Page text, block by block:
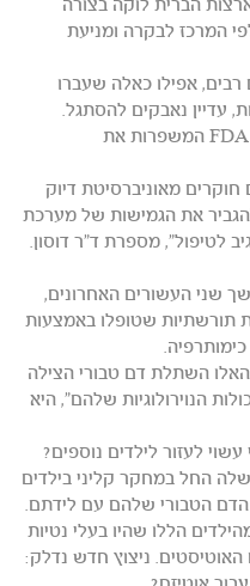
אחד מכל 68 ילדים בארצות הברית לוקה בצורה
המרכז לבקרה ומניעת
רבים, אפילו כאלה שעברו
עדיין נאבקים להסתגל.
בנוסף, אין תרופות המאושרות ע"י ה- FDA המשפרות את
מאוניברסיטת דיוק
את הגמישות של מערכת
לטיפול", מספרת ד"ר דוסון.
שני העשורים האחרונים,
תורשתיות שטופלו באמצעות
השתלת דם טבורי הצילה
הנוירולוגיות שלהם", היא
לעזור לילדים נוספים?
החל במחקר קליני בילדים
הטבורי שלהם עם לידתם.
הללו שהיו בעלי נטיות
האוטיסטים. ניצוץ חדש נדלק: